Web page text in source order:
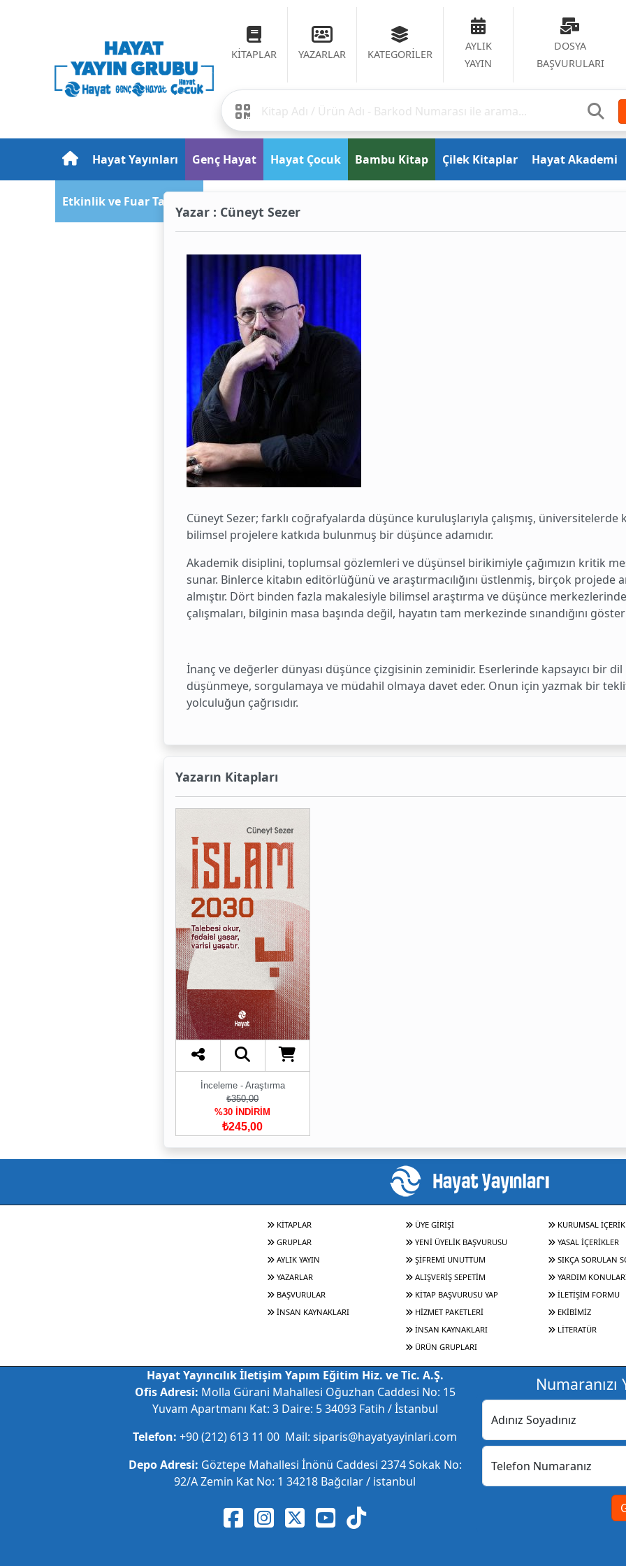
KİTAPLAR YAZARLAR KATEGORİLER
AYLIK
YAYIN
DOSYA
BAŞVURULARI
Hayat Yayınları Genç Hayat Hayat Çocuk Bambu Kitap Çilek Kitaplar Hayat Akademi
Etkinlik ve Fuar Takvimi
Yazar : Cüneyt Sezer
Cüneyt Sezer; farklı coğrafyalarda düşünce kuruluşlarıyla çalışmış,
bilimsel projelere katkıda bulunmuş bir düşünce adamıdır.
Akademik disiplini, toplumsal gözlemleri ve düşünsel birikimiyle çağımızın kritik
sunar. Binlerce kitabın editörlüğünü ve araştırmacılığını üstlenmiş, birçok projede
almıştır. Dört binden fazla makalesiyle bilimsel araştırma ve düşünce
çalışmaları, bilginin masa başında değil, hayatın tam merkezinde sınandığını
İnanç ve değerler dünyası düşünce çizgisinin zeminidir. Eserlerinde kapsayıcı bir
düşünmeye, sorgulamaya ve müdahil olmaya davet eder. Onun için yazmak bir
yolculuğun çağrısıdır.
Yazarın Kitapları
İnceleme - Araştırma
₺350,00
%30 İNDİRİM
₺245,00
KİTAPLAR
GRUPLAR
AYLIK YAYIN
YAZARLAR
BAŞVURULAR
İNSAN KAYNAKLARI
ÜYE GİRİŞİ
YENİ ÜYELİK BAŞVURUSU
ŞİFREMİ UNUTTUM
ALIŞVERİŞ SEPETİM
KİTAP BAŞVURUSU YAP
HİZMET PAKETLERİ
İNSAN KAYNAKLARI
ÜRÜN GRUPLARI
KURUMSAL
YASAL İÇERİKLER
SIKÇA SORULAN
YARDIM
İLETİŞİM FORMU
EKİBİMİZ
LİTERATÜR
Hayat Yayıncılık İletişim Yapım Eğitim Hiz. ve Tic. A.Ş.
Ofis Adresi: Molla Gürani Mahallesi Oğuzhan Caddesi No: 15
Yuvam Apartmanı Kat: 3 Daire: 5 34093 Fatih / İstanbul
Telefon: +90 (212) 613 11 00 Mail: siparis@hayatyayinlari.com
Depo Adresi: Göztepe Mahallesi İnönü Caddesi 2374 Sokak No:
92/A Zemin Kat No: 1 34218 Bağcılar / istanbul
Numaranızı
Adınız Soyadınız
Telefon Numaranız